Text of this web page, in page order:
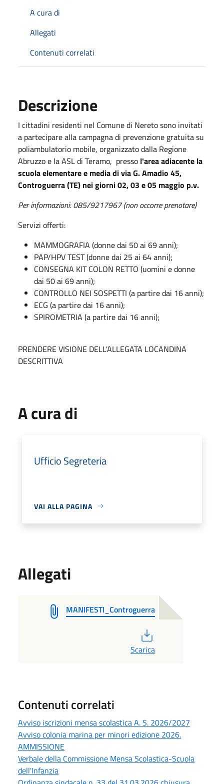
A cura di
Allegati
Contenuti correlati
Descrizione
I cittadini residenti nel Comune di Nereto sono invitati
a partecipare alla campagna di prevenzione gratuita su
poliambulatorio mobile, organizzato dalla Regione
Abruzzo e la ASL di Teramo, presso l'area adiacente la
scuola elementare e media di via G. Amadio 45,
Controguerra (TE) nei giorni 02, 03 e 05 maggio p.v.
Per informazioni: 085/9217967 (non occorre prenotare)
Servizi offerti:
MAMMOGRAFIA (donne dai 50 ai 69 anni);
PAP/HPV TEST (donne dai 25 ai 64 anni);
CONSEGNA KIT COLON RETTO (uomini e donne
dai 50 ai 69 anni);
CONTROLLO NEI SOSPETTI (a partire dai 16 anni);
ECG (a partire dai 16 anni);
SPIROMETRIA (a partire dai 16 anni);
PRENDERE VISIONE DELL'ALLEGATA LOCANDINA
DESCRITTIVA
A cura di
Ufficio Segreteria
VAI ALLA PAGINA
Allegati
MANIFESTI_Controguerra
Scarica
Contenuti correlati
Avviso iscrizioni mensa scolastica A. S. 2026/2027
Avviso colonia marina per minori edizione 2026.
AMMISSIONE
Verbale della Commissione Mensa Scolastica-Scuola
dell'Infanzia